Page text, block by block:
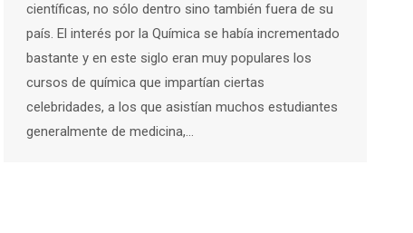
científicas, no sólo dentro sino también fuera de su
país. El interés por la Química se había incrementado
bastante y en este siglo eran muy populares los
cursos de química que impartían ciertas
celebridades, a los que asistían muchos estudiantes
generalmente de medicina,…